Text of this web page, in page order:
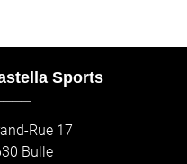
Sports
Rue 17
Bulle